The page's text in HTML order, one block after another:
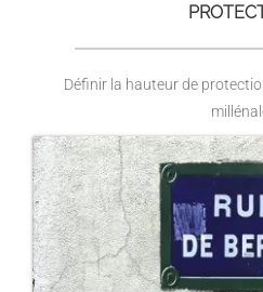
Définir la hauteur de